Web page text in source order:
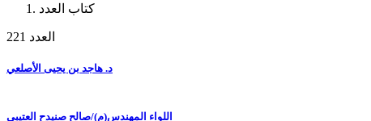
كتاب العدد
العدد 221
د. هاجد بن يحيى الأصلعي
اللواء المهندس(م)/صالح صنيدح العتيبي